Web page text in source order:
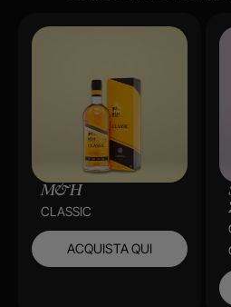
M&H
CLASSIC
ACQUISTA QUI